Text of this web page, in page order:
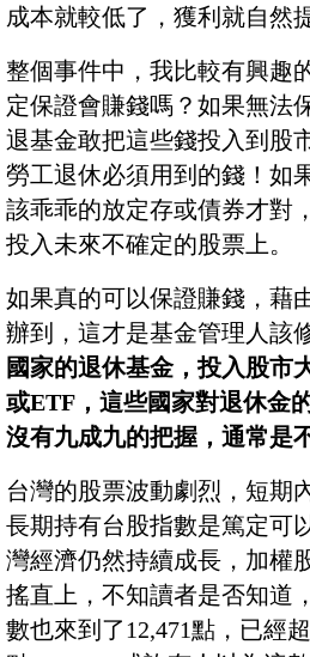
成本就較低了，獲利就自然
整個事件中，我比較有興趣
定保證會賺錢嗎？如果無法
退基金敢把這些錢投入到股
勞工退休必須用到的錢！如
該乖乖的放定存或債券才對
投入未來不確定的股票上。
如果真的可以保證賺錢，藉
辦到，這才是基金管理人該
國家的退休基金，投入股市
或ETF，這些國家對退休金
沒有九成九的把握，通常是
台灣的股票波動劇烈，短期
長期持有台股指數是篤定可
灣經濟仍然持續成長，加權
搖直上，不知讀者是否知道
數也來到了12,471點，已經